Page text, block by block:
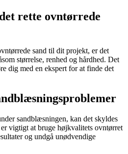
rette ovntørrede
sand til dit projekt, er det
størrelse, renhed og hårdhed. Det
dig med en ekspert for at finde det
sandblæsningen, kan det skyldes
vigtigt at bruge højkvalitets ovntørret
og undgå unødvendige